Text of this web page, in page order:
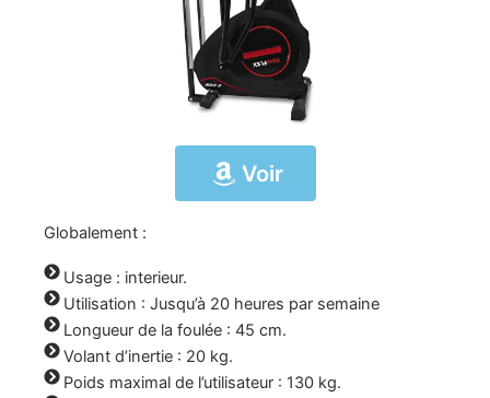
Voir
Globalement :
Usage : interieur.
Utilisation : Jusqu’à 20 heures par semaine
Longueur de la foulée : 45 cm.
Volant d’inertie : 20 kg.
Poids maximal de l’utilisateur : 130 kg.